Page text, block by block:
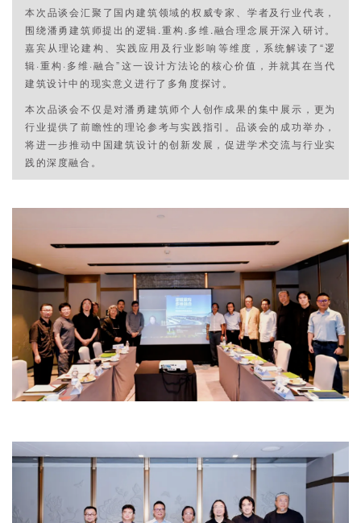
本次品谈会汇聚了国内建筑领域的权威专家、学者及行业代表，
围绕潘勇建筑师提出的逻辑.重构.多维.融合理念展开深入研讨。
嘉宾从理论建构、实践应用及行业影响等维度，系统解读了“逻
辑·重构·多维·融合”这一设计方法论的核心价值，并就其在当代
建筑设计中的现实意义进行了多角度探讨。
本次品谈会不仅是对潘勇建筑师个人创作成果的集中展示，更为
行业提供了前瞻性的理论参考与实践指引。品谈会的成功举办，
将进一步推动中国建筑设计的创新发展，促进学术交流与行业实
践的深度融合。